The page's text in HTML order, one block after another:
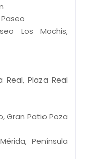
Los Mochis,
Real, Plaza Real
Gran Patio Poza
Península